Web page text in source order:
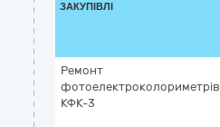
ЗАКУПІВЛІ
Ремонт
фотоелектроколориметрів
КФК-3